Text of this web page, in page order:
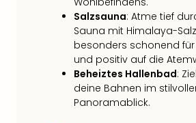
Salzsauna: Atme tief
Sauna mit Himalaya-
besonders schonend
und positiv auf die
Beheiztes Hallenbad:
deine Bahnen im
Panoramablick.